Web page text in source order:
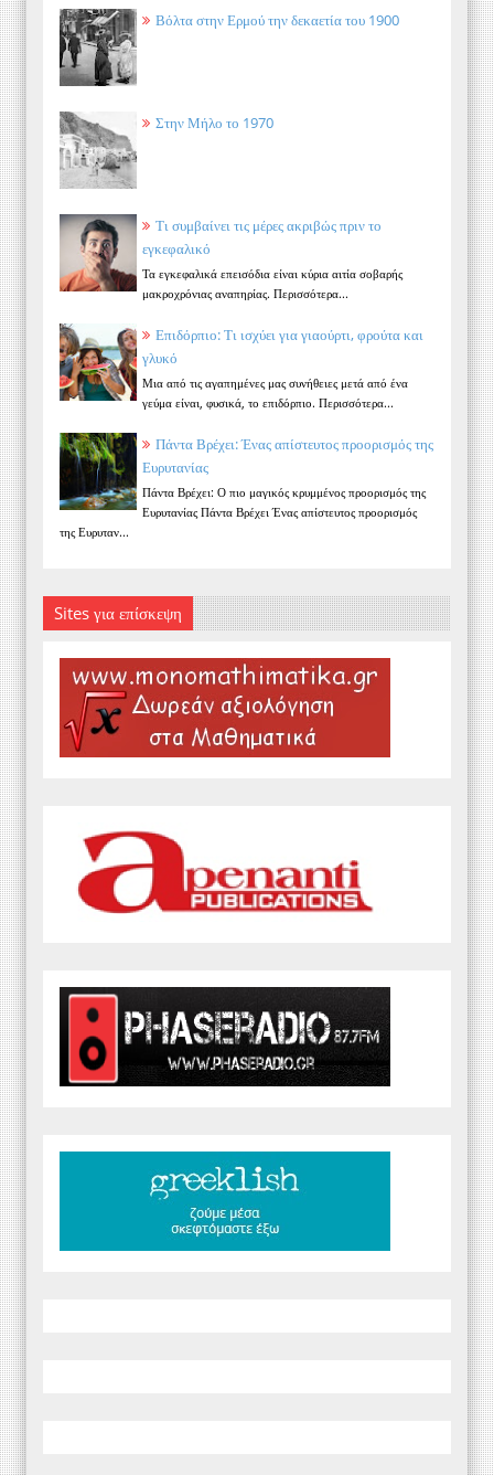
Βόλτα στην Ερμού την δεκαετία του 1900
Στην Μήλο το 1970
Τι συμβαίνει τις μέρες ακριβώς πριν το
εγκεφαλικό
Τα εγκεφαλικά επεισόδια είναι κύρια αιτία σοβαρής
μακροχρόνιας αναπηρίας. Περισσότερα...
Επιδόρπιο: Τι ισχύει για γιαούρτι, φρούτα και
γλυκό
Μια από τις αγαπημένες μας συνήθειες μετά από ένα
γεύμα είναι, φυσικά, το επιδόρπιο. Περισσότερα...
Πάντα Βρέχει: Ένας απίστευτος προορισμός της
Ευρυτανίας
Πάντα Βρέχει: Ο πιο μαγικός κρυμμένος προορισμός της
Ευρυτανίας Πάντα Βρέχει Ένας απίστευτος προορισμός
της Ευρυταν...
Sites για επίσκεψη